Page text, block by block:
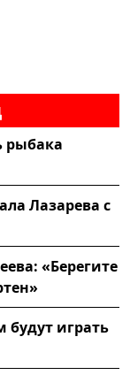
рыбака
Лазарева с
«Берегите
будут играть